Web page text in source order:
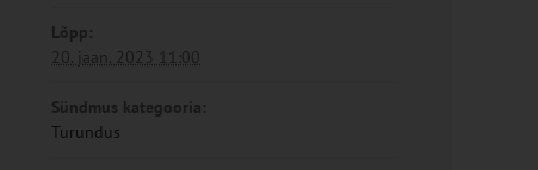
Lõpp:
20. jaan. 2023 11:00
Sündmus kategooria:
Turundus